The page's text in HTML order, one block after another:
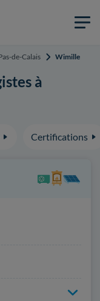
de-Calais Wimille
à
Certifications